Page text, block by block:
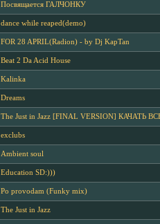
Посвящается ГАЛЧОНКУ
dance while reaped(demo)
FOR 28 APRIL(Radion) - by Dj KapTan
Beat 2 Da Acid House
Kalinka
Dreams
The Just in Jazz [FINAL VERSION] КАЧАТЬ
exclubs
Ambient soul
Education SD:)))
Po provodam (Funky mix)
The Just in Jazz